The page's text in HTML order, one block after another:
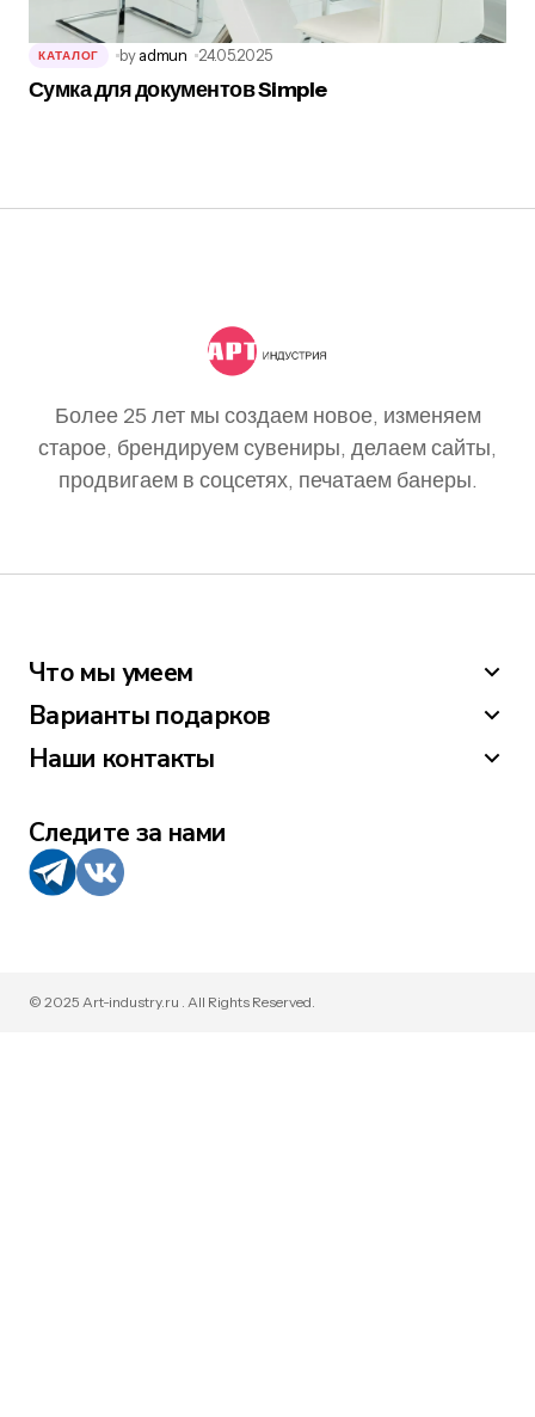
КАТАЛОГ by admun 24.05.2025
Сумка для документов Simple
Более 25 лет мы создаем новое, изменяем
старое, брендируем сувениры, делаем сайты,
продвигаем в соцсетях, печатаем банеры.
Что мы умеем
Варианты подарков
Наши контакты
Следите за нами
© 2025 Art-industry.ru . All Rights Reserved.